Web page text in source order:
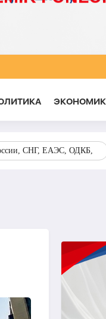
СНГ, ЕАЭС, ОДКБ,